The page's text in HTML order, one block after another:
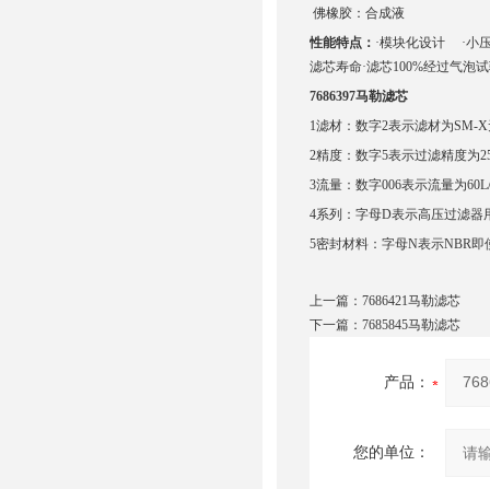
佛橡胶：合成液
性能特点： ·模块化设计 ·小
滤芯寿命·滤芯100%经过气泡
7686397马勒滤芯
1滤材：数字2表示滤材为SM-
2精度：数字5表示过滤精度为
3流量：数字006表示流量为
4系列：字母D表示高压过滤
5密封材料：字母N表示NBR即
上一篇： 7686421马勒滤芯
下一篇： 7685845马勒滤芯
产品：
您的单位：